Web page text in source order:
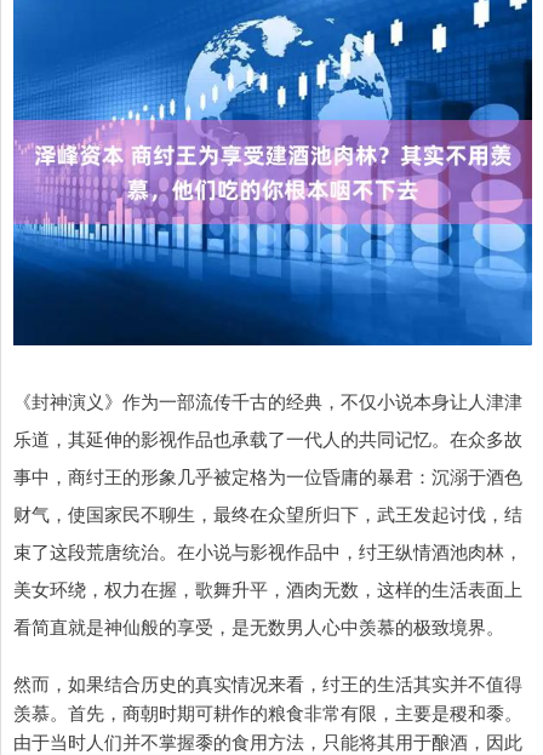
《封神演义》作为一部流传千古的经典，不仅小说本身让人津津
乐道，其延伸的影视作品也承载了一代人的共同记忆。在众多故
事中，商纣王的形象几乎被定格为一位昏庸的暴君：沉溺于酒色
财气，使国家民不聊生，最终在众望所归下，武王发起讨伐，结
束了这段荒唐统治。在小说与影视作品中，纣王纵情酒池肉林，
美女环绕，权力在握，歌舞升平，酒肉无数，这样的生活表面上
看简直就是神仙般的享受，是无数男人心中羡慕的极致境界。
然而，如果结合历史的真实情况来看，纣王的生活其实并不值得
羡慕。首先，商朝时期可耕作的粮食非常有限，主要是稷和黍。
由于当时人们并不掌握黍的食用方法，只能将其用于酿酒，因此